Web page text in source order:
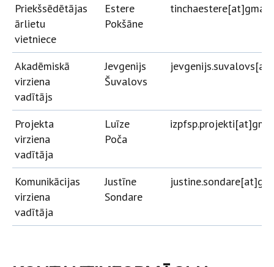
Priekšsēdētājas
ārlietu
vietniece
Estere
Pokšāne
Akadēmiskā
virziena
vadītājs
Jevgenijs
Šuvalovs
Projekta
virziena
vadītāja
Luīze
Poča
Komunikācijas
virziena
vadītāja
Justīne
Sondare